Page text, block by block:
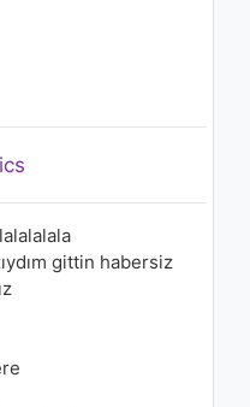
7 years ago
(Ogün Dalka - Remix
7 years ago
gittin habersiz